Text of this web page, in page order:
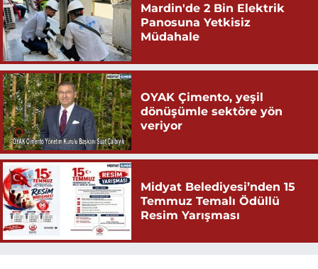
Mardin'de 2 Bin Elektrik
Panosuna Yetkisiz
Müdahale
OYAK Çimento, yeşil
dönüşümle sektöre yön
veriyor
Midyat Belediyesi’nden 15
Temmuz Temalı Ödüllü
Resim Yarışması